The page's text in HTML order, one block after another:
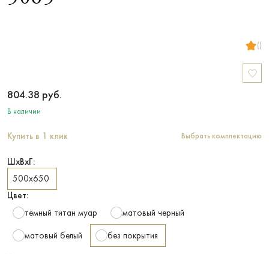
()
804.38 руб.
В наличии
Купить в 1 клик Выбрать комплектацию
ШхВхГ:
500х650
Цвет:
тёмный титан муар
матовый черный
матовый белый без покрытия